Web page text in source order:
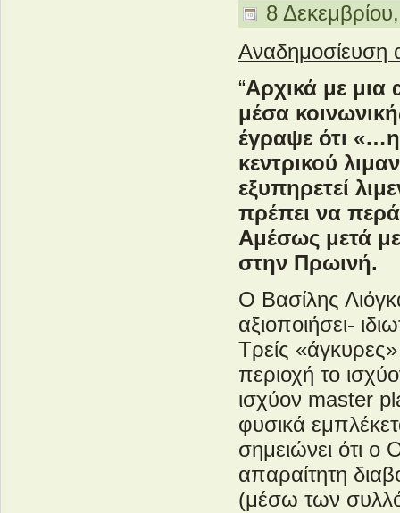
8
Αναδημοσίευση
“Αρχικά με μια
μέσα
έγραψε ότι
κεντρικού
εξυπηρετεί
πρέπει να
Αμέσως μετά
στην Πρωινή.
Ο Βασίλης
αξιοποιήσει-
Τρείς
περιοχή το
ισχύον master
φυσικά
σημειώνει ότι
απαραίτητη
(μέσω των